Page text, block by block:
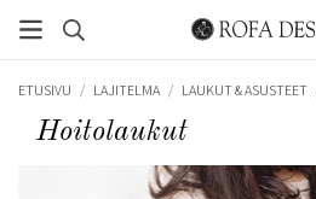
ETUSIVU / LAJITELMA / LAUKUT & ASUSTEET
Hoitolaukut